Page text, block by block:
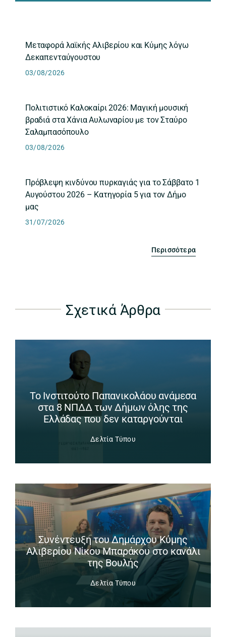
Μεταφορά λαϊκής Αλιβερίου και Κύμης λόγω
Δεκαπενταύγουστου
03/08/2026
Πολιτιστικό Καλοκαίρι 2026: Μαγική μουσική
βραδιά στα Χάνια Αυλωναρίου με τον Σταύρο
Σαλαμπασόπουλο
03/08/2026
Πρόβλεψη κινδύνου πυρκαγιάς για το Σάββατο 1
Αυγούστου 2026 – Κατηγορία 5 για τον Δήμο
μας
31/07/2026
Περισσότερα
Σχετικά Άρθρα
Το Ινστιτούτο Παπανικολάου ανάμεσα
στα 8 ΝΠΔΔ των Δήμων όλης της
Ελλάδας που δεν καταργούνται
Δελτία Τύπου
Συνέντευξη του Δημάρχου Κύμης
Αλιβερίου Νίκου Μπαράκου στο κανάλι
της Βουλής
Δελτία Τύπου